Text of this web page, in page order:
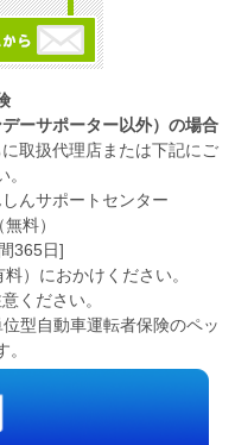
ーサポーター以外）の場合
取扱代理店または下記にご
んサポートセンター
（無料）
365日]
料）におかけください。
ください。
型自動車運転者保険のペッ
。